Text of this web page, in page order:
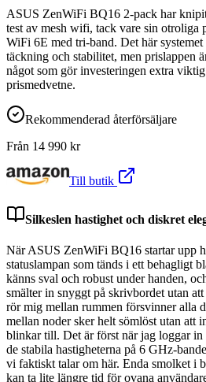
ASUS ZenWiFi BQ16 2-pack har
test av mesh wifi, tack vare sin otroliga
WiFi 6E med tri-band. Det här
täckning och stabilitet, men prislappen
något som gör investeringen extra
prismedvetne.
Rekommenderad återförsäljare
Från 14 990 kr
Till butik
Silkeslen hastighet och diskret
När ASUS ZenWiFi BQ16 startar upp
statuslampan som tänds i ett behagligt
känns sval och robust under handen,
smälter in snyggt på skrivbordet utan
rör mig mellan rummen försvinner alla
mellan noder sker helt sömlöst utan att
blinkar till. Det är först när jag loggar
de stabila hastigheterna på 6 GHz-
vi faktiskt talar om här. Enda smolket i
kan ta lite längre tid för ovana